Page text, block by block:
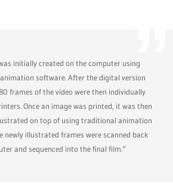
initially created on the computer using
animation software. After the digital version
frames of the video were then individually
Once an image was printed, it was then
on top of using traditional animation
newly illustrated frames were scanned back
and sequenced into the final film.“